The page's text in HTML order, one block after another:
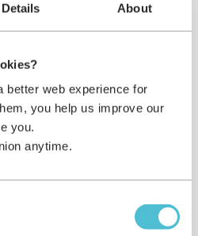
Details About
better web experience for
you help us improve our
you.
anytime.